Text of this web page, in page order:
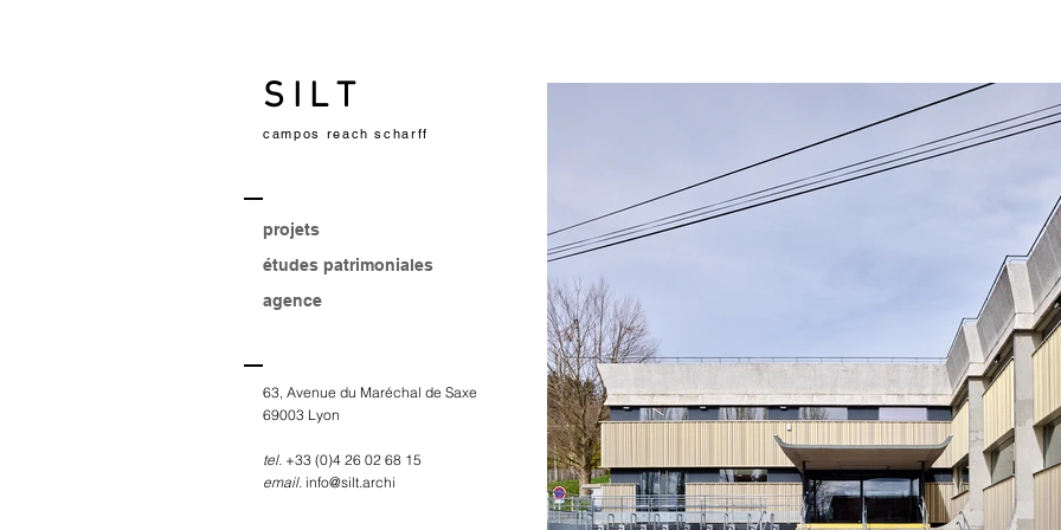
campos reach scharff
S I L T
projets
études patrimoniales
agence
63, Avenue du Maréchal de Saxe
69003 Lyon
tel. +33 (0)4 26 02 68 15
email. info@silt.archi